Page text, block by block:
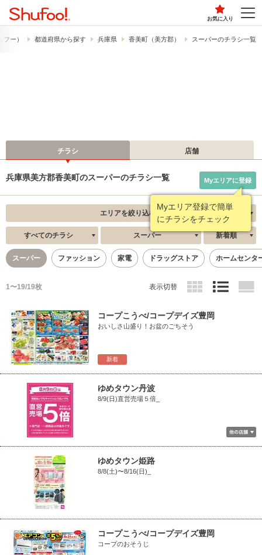
お気に入り
ー） 都道府県から探す 兵庫県 香美町（美方郡） スーパーのチラシ一覧
チラシ 店舗
兵庫県美方郡香美町のスーパーのチラシ一覧
Myエリア登録で簡単
にチラシをチェック
Myエリアに登録
エリアを絞り込む
すべてのチラシ スーパー 新着順
スーパー ファッション 家電 ドラッグストア ホームセンタ
1〜19/19枚 表示切替
新着
コープこうべ/コープデイズ豊岡
おいしさ山盛り！お盆のごちそう
ゆめタウン丹波
8/9(日)直営売場５倍_
ゆめタウン姫路
8/8(土)〜8/16(日)_
コープこうべ/コープデイズ豊岡
コープのおそうじ